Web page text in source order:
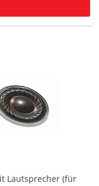
Lautsprecher (für